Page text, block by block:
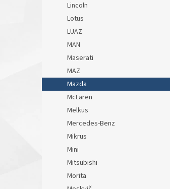
Lincoln
Lotus
LUAZ
MAN
Maserati
MAZ
Mazda
McLaren
Melkus
Mercedes-Benz
Mikrus
Mini
Mitsubishi
Morita